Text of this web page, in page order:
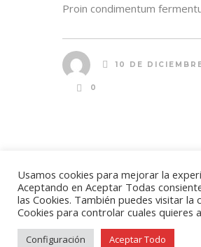
Proin condimentum
10 DE
0
Todos los derechos
Fit
Usamos cookies para mejorar la
Aceptando en Aceptar Todas
las Cookies. También puedes visitar la
Cookies para controlar cuales quieres
Configuración Aceptar Todo